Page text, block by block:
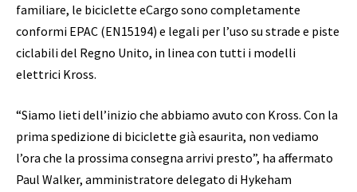
familiare, le biciclette eCargo sono completamente
conformi EPAC (EN15194) e legali per l’uso su strade e piste
ciclabili del Regno Unito, in linea con tutti i modelli
elettrici Kross.
“Siamo lieti dell’inizio che abbiamo avuto con Kross. Con la
prima spedizione di biciclette già esaurita, non vediamo
l’ora che la prossima consegna arrivi presto”, ha affermato
Paul Walker, amministratore delegato di Hykeham